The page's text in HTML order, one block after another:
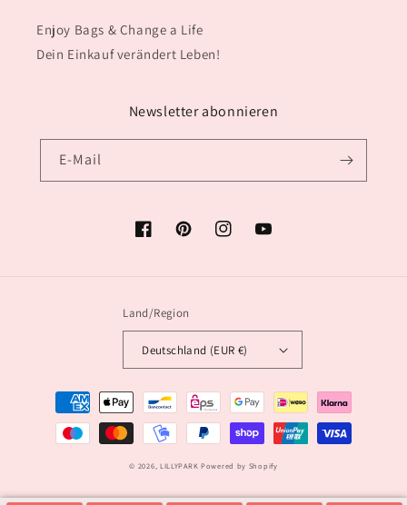
Enjoy Bags & Change a Life
Dein Einkauf verändert Leben!
Newsletter abonnieren
E-Mail
FacebookPinterestInstagramYouTube
Land/Region
Deutschland (EUR €)
Zahlungsmethoden
© 2026, LILLYPARK Powered by Shopify